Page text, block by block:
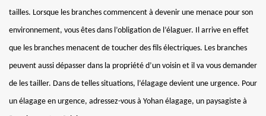
tailles. Lorsque les branches commencent à devenir une menace pour son
environnement, vous êtes dans l’obligation de l’élaguer. Il arrive en effet
que les branches menacent de toucher des fils électriques. Les branches
peuvent aussi dépasser dans la propriété d’un voisin et il va vous demander
de les tailler. Dans de telles situations, l’élagage devient une urgence. Pour
un élagage en urgence, adressez-vous à Yohan élagage, un paysagiste à